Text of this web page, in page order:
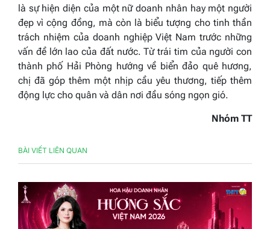
là sự hiện diện của một nữ doanh nhân hay một người
đẹp vì cộng đồng, mà còn là biểu tượng cho tinh thần
trách nhiệm của doanh nghiệp Việt Nam trước những
vấn đề lớn lao của đất nước. Từ trái tim của người con
thành phố Hải Phòng hướng về biển đảo quê hương,
chị đã góp thêm một nhịp cầu yêu thương, tiếp thêm
động lực cho quân và dân nơi đầu sóng ngọn gió.
Nhóm TT
BÀI VIẾT LIÊN QUAN